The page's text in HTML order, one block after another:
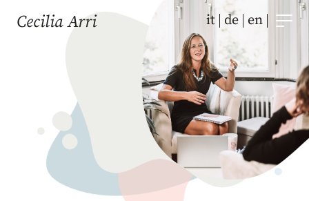
InhaltCecilia Arri it de en